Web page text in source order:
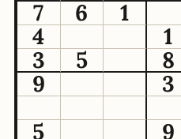
7
6 1
4
1
3
5 8
9
3
5
9